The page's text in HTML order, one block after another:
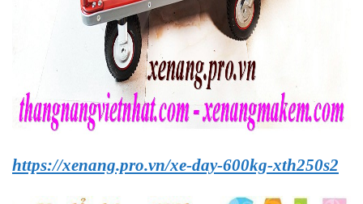
https://xenang.pro.vn/xe-day-600kg-xth250s2